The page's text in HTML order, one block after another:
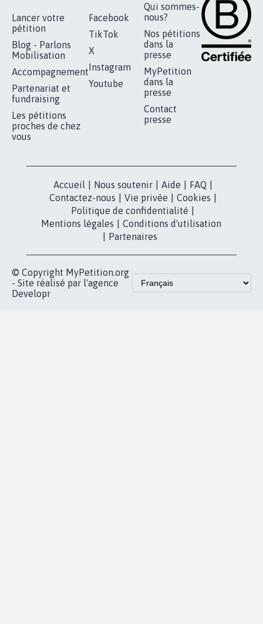
Lancer votre
pétition
Blog - Parlons
Mobilisation
Accompagnement
Partenariat et
fundraising
Les pétitions
proches de chez
vous
Facebook
TikTok
X
Instagram
Youtube
Qui sommes-
nous?
Nos pétitions
dans la
presse
MyPetition
dans la
presse
Contact
presse
Accueil Nous soutenir Aide FAQ
Contactez-nous
Vie privée Cookies
Politique de confidentialité
Mentions légales
Conditions d'utilisation
Partenaires
© Copyright MyPetition.org
- Site réalisé par l'agence
Developr